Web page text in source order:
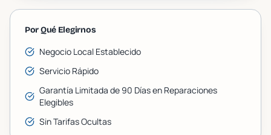
Por Qué Elegirnos
Negocio Local Establecido
Servicio Rápido
Garantía Limitada de 90 Días en Reparaciones
Elegibles
Sin Tarifas Ocultas